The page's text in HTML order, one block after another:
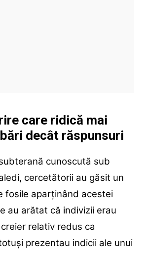
care ridică mai
decât răspunsuri
cunoscută sub
cercetătorii au găsit un
fosile aparținând acestei
au arătat că indivizii erau
relativ redus ca
prezentau indicii ale unui